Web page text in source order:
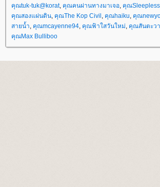
คุณtuk-tuk@korat, คุณคนผ่านทางมาเจอ, คุณ
คุณสองแผ่นดิน, คุณThe Kop Civil , คุณhaiku, คุณ
สายน้ำ, คุณmcayenne94, คุณฟ้าใสวันใหม่, คุณสันตะว
คุณMax Bulliboo